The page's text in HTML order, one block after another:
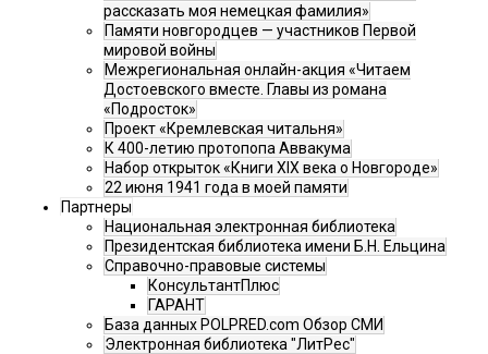
рассказать моя немецкая фамилия»
Памяти новгородцев — участников Первой
мировой войны
Межрегиональная онлайн-акция «Читаем
Достоевского вместе. Главы из романа
«Подросток»
Проект «Кремлевская читальня»
К 400-летию протопопа Аввакума
Набор открыток «Книги XIX века о Новгороде»
22 июня 1941 года в моей памяти
Партнеры
Национальная электронная библиотека
Президентская библиотека имени Б.Н. Ельцина
Справочно-правовые системы
КонсультантПлюс
ГАРАНТ
База данных POLPRED.com Обзор СМИ
Электронная библиотека "ЛитРес"